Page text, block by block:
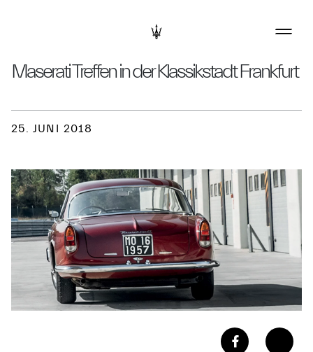
Maserati Treffen in der Klassikstadt Frankfurt
25. JUNI 2018